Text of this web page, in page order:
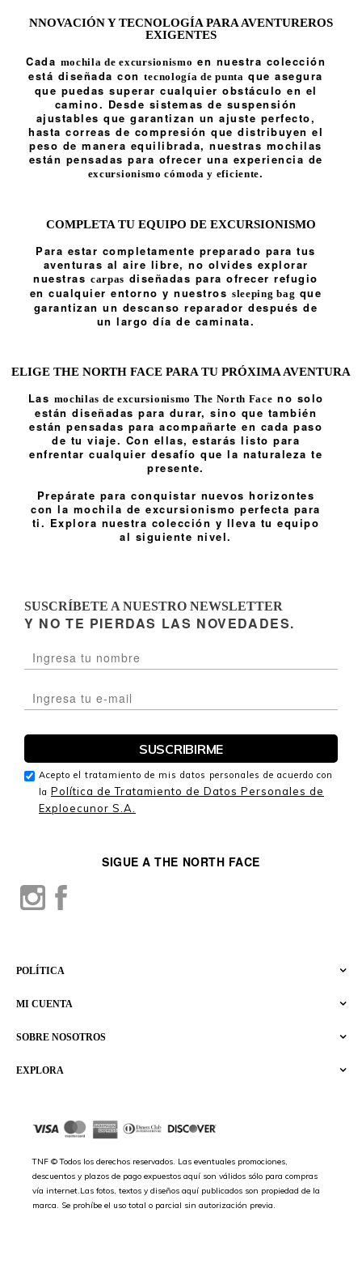
NNOVACIÓN Y TECNOLOGÍA PARA AVENTUREROS
EXIGENTES
Cada mochila de excursionismo en nuestra colección
está diseñada contecnología de punta que asegura
que puedas superar cualquier obstáculo en el
camino. Desde sistemas de suspensión
ajustables que garantizan un ajuste perfecto,
hasta correas de compresión que distribuyen el
peso de manera equilibrada, nuestras mochilas
están pensadas para ofrecer una experiencia de
excursionismo cómoda y eficiente.
COMPLETA TU EQUIPO DE EXCURSIONISMO
Para estar completamente preparado para tus
aventuras al aire libre, no olvides explorar
nuestras carpas diseñadas para ofrecer refugio
en cualquier entorno y nuestros sleeping bag que
garantizan un descanso reparador después de
un largo día de caminata.
ELIGE THE NORTH FACE PARA TU PRÓXIMA AVENTURA
Las mochilas de excursionismo The North Face no solo
están diseñadas para durar, sino que también
están pensadas para acompañarte en cada paso
de tu viaje. Con ellas, estarás listo para
enfrentar cualquier desafío que la naturaleza te
presente.
Prepárate para conquistar nuevos horizontes
con la mochila de excursionismo perfecta para
ti. Explora nuestra colección y lleva tu equipo
al siguiente nivel.
EXPLORA
SOBRE NOSOTROS
MI CUENTA
POLÍTICA
SIGUE A THE NORTH FACE
TNF © Todos los derechos reservados. Las eventuales promociones,
descuentos y plazos de pago expuestos aquí son válidos sólo para compras
vía internet.Las fotos, textos y diseños aquí publicados son propiedad de la
marca. Se prohíbe el uso total o parcial sin autorización previa.
SUSCRÍBETE A NUESTRO NEWSLETTER
Y NO TE PIERDAS LAS NOVEDADES.
Acepto el tratamiento de mis datos personales de acuerdo con
la Política de Tratamiento de Datos Personales de
Exploecunor S.A.